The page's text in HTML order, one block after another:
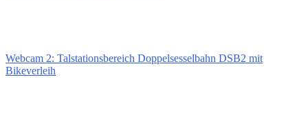
Webcam 2: Talstationsbereich Doppelsesselbahn DSB2 mit
Bikeverleih